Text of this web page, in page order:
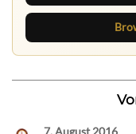
7. August 2016